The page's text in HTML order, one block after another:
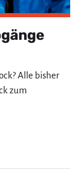
Alle bisher
zum